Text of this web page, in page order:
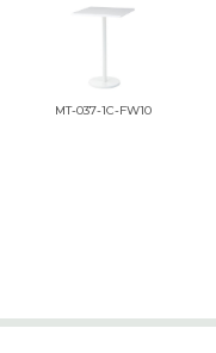
MT-037-1C-FW10